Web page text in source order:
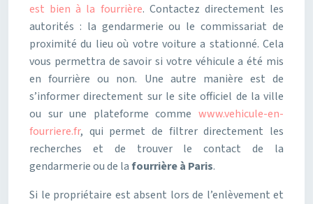
est bien à la fourrière. Contactez directement les
autorités : la gendarmerie ou le commissariat de
proximité du lieu où votre voiture a stationné. Cela
vous permettra de savoir si votre véhicule a été mis
en fourrière ou non. Une autre manière est de
s’informer directement sur le site officiel de la ville
ou sur une plateforme comme www.vehicule-en-
fourriere.fr, qui permet de filtrer directement les
recherches et de trouver le contact de la
gendarmerie ou de lafourrière à Paris.
Si le propriétaire est absent lors de l’enlèvement et